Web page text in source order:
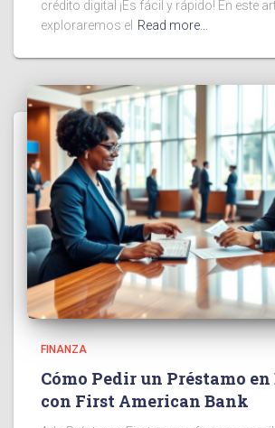
crédito digital ¡Es fácil y rápido! En este
exploraremos el Read more…
FINANZA
Cómo Pedir un Préstamo en
con First American Bank